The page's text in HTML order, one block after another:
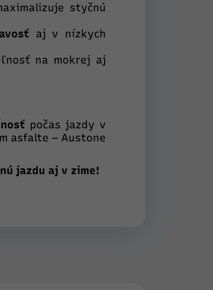
styčnú
aj v nízkych
na mokrej aj
počas jazdy v
asfalte – Austone
jazdu aj v zime!